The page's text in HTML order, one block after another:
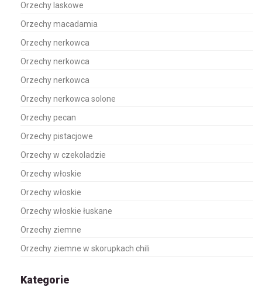
Orzechy laskowe
Orzechy macadamia
Orzechy nerkowca
Orzechy nerkowca
Orzechy nerkowca
Orzechy nerkowca solone
Orzechy pecan
Orzechy pistacjowe
Orzechy w czekoladzie
Orzechy włoskie
Orzechy włoskie
Orzechy włoskie łuskane
Orzechy ziemne
Orzechy ziemne w skorupkach chili
Kategorie